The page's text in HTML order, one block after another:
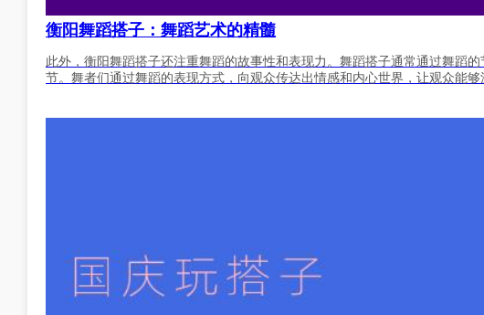
衡阳舞蹈搭子：舞蹈艺术的精髓
此外，衡阳舞蹈搭子还注重舞蹈的故事性和表现力。舞蹈搭子通常通过舞蹈
节。舞者们通过舞蹈的表现方式，向观众传达出情感和内心世界，让观众能